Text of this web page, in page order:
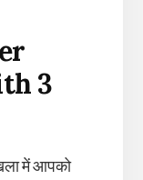
3
में आपको